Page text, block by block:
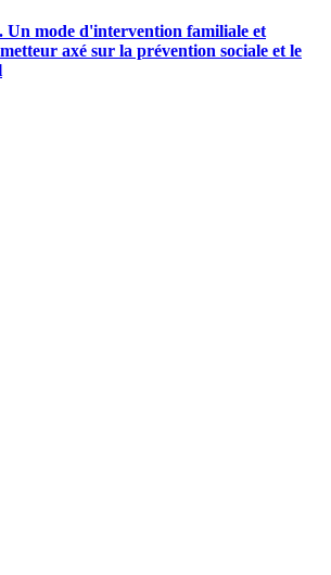
Un mode d'intervention familiale et
axé sur la prévention sociale et le